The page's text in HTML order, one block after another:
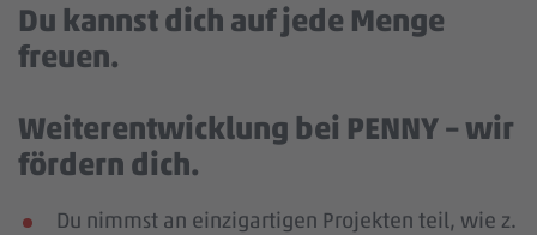
Du kannst dich auf jede Menge
freuen.
Weiterentwicklung bei PENNY – wir
fördern dich.
Du nimmst an einzigartigen Projekten teil, wie z.